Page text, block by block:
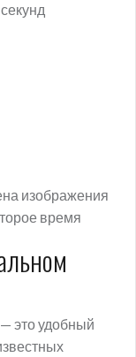
изображения
время
это удобный